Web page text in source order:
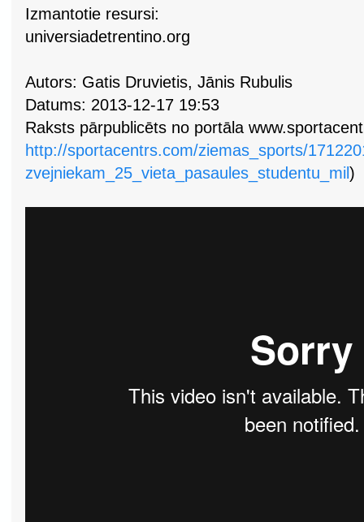
Izmantotie resursi:
universiadetrentino.org
Autors: Gatis Druvietis, Jānis Rubulis
Datums: 2013-12-17 19:53
Raksts pārpublicēts no portāla
http://sportacentrs.com/ziemas_sports/
zvejniekam_25_vieta_pasaules_studentu_mil )